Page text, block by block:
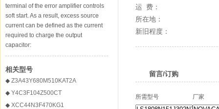
terminal of the error amplifier controls
soft start. As a result, excess source
current can be defined as the current
required to charge the output
capacitor:
相关型号
◆ Z3A43Y680M510KAT2A
◆ Y4C3F104Z500CT
◆ XCC44N3F470KG1
运 费：
所在地：
新旧程度：
留言/订购
所需型号 厂家